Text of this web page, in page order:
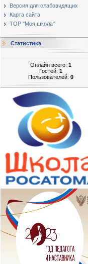
Версия для слабовидящих
Карта сайта
ТОР "Моя школа"
Статистика
Онлайн всего: 1
Гостей: 1
Пользователей: 0